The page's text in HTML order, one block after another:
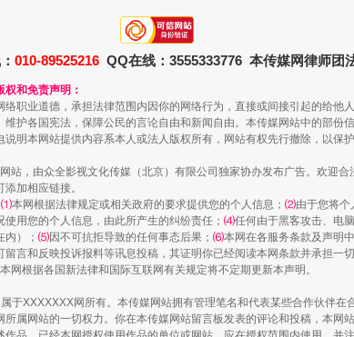
今年投资意愿榜揭晓
魏明亮严重违纪违法案透视
010-89525216 QQ在线：3555333776 本传媒网律师团
和免责声明：
职业道德，承担法律范围内因你的网络行为，直接或间接引起的给他
护各国宪法，保障公民的言论自由和新闻自由。本传媒网站中的部份
明本网站提供内容系本人或法人版权所有，网站有权先行撤除，以保
站，由众全影视文化传媒（北京）有限公司独家协办发布广告。欢迎
加相应链接。
⑴本网根据法律规定或相关政府的要求提供您的个人信息； ⑵由于您将个
用您的个人信息，由此所产生的纠纷责任； ⑷任何由于黑客攻击、电
）； ⑸因不可抗拒导致的任何事态后果； ⑹本网在各服务条款及声明
言和反映投诉报料等讯息投稿，其证明你已经阅读本网条款并承担一
网根据各国新法律和国际互联网有关规定将不定期更新本声明。
于XXXXXXX网所有。本传媒网站拥有管理笔名和代表某些合作伙伴
属网站的一切权力。你在本传媒网站留言板发表的评论和投稿，本网